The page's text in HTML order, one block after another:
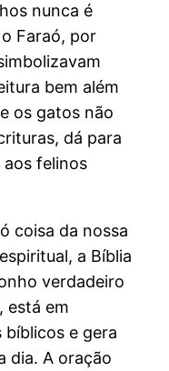
nunca é
Faraó, por
bem além
os gatos não
dá para
aos felinos
coisa da nossa
a Bíblia
verdadeiro
está em
e gera
dia. A oração